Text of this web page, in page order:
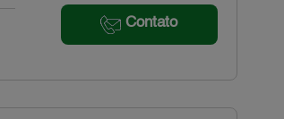
Contato